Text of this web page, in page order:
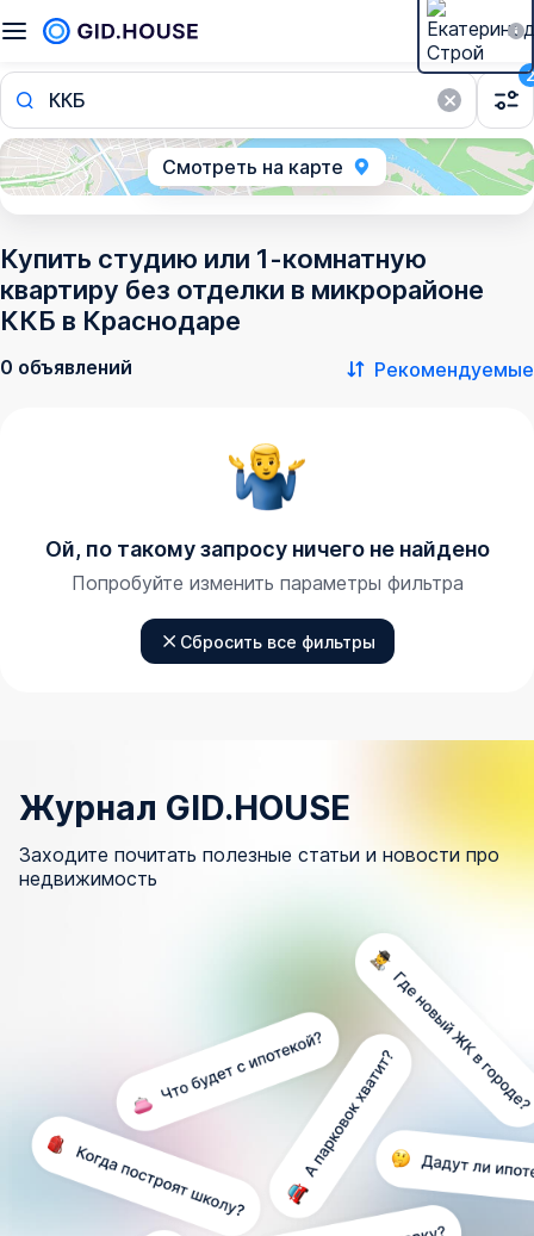
ККБ
2
Смотреть на карте
Купить студию или 1-комнатную
квартиру без отделки в микрорайоне
ККБ в Краснодаре
0 объявлений Рекомендуемые
Ой, по такому запросу ничего не найдено
Попробуйте изменить параметры фильтра
Сбросить все фильтры
Журнал GID.HOUSE
Заходите почитать полезные статьи и новости про
недвижимость